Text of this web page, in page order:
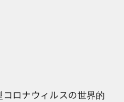
ロナウィルスの世界的